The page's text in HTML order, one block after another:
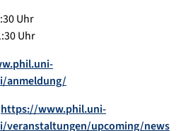
Uhr
Uhr
anmeldung/
https://www.phil.uni-
veranstaltungen/upcoming/news